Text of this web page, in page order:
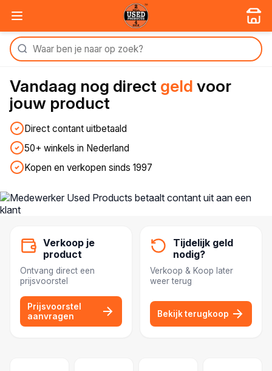
Vandaag nog direct geld voor
jouw product
Direct contant uitbetaald
50+ winkels in Nederland
Kopen en verkopen sinds 1997
Verkoop je
product
Ontvang direct een
prijsvoorstel
Prijsvoorstel
aanvragen
Tijdelijk geld
nodig?
Verkoop & Koop later
weer terug
Bekijk terugkoop